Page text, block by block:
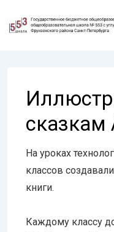
Перейти
На уроках
классов
книги.
Каждому классу